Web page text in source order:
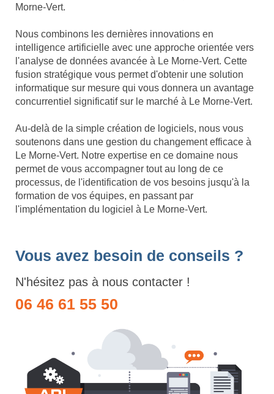
Morne-Vert.
Nous combinons les dernières innovations en
intelligence artificielle avec une approche orientée vers
l'analyse de données avancée à Le Morne-Vert. Cette
fusion stratégique vous permet d'obtenir une solution
informatique sur mesure qui vous donnera un avantage
concurrentiel significatif sur le marché à Le Morne-Vert.
Au-delà de la simple création de logiciels, nous vous
soutenons dans une gestion du changement efficace à
Le Morne-Vert. Notre expertise en ce domaine nous
permet de vous accompagner tout au long de ce
processus, de l'identification de vos besoins jusqu'à la
formation de vos équipes, en passant par
l'implémentation du logiciel à Le Morne-Vert.
Vous avez besoin de conseils ?
N'hésitez pas à nous contacter !
06 46 61 55 50